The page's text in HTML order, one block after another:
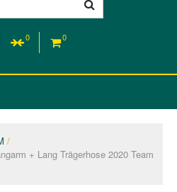
0 0
+ Lang Trägerhose 2020 Team